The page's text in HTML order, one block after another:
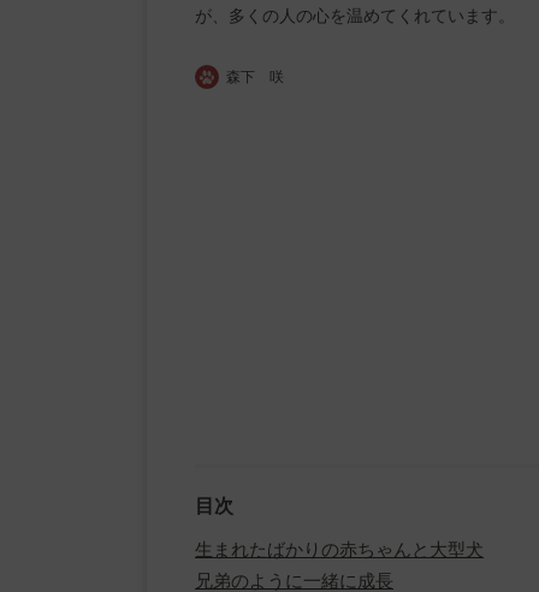
が、多くの人の心を温めてくれています。
森下 咲
目次
生まれたばかりの赤ちゃんと大型犬
兄弟のように一緒に成長